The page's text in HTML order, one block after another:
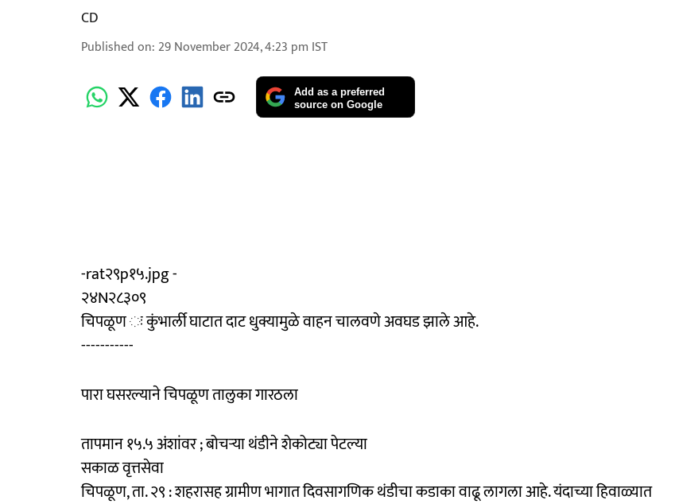
CD
Published on: 29 November 2024, 4:23 pm IST
Add as a preferred
source on Google
-rat२९p१५.jpg -
२४N२८३०९
चिपळूण ः कुंभार्ली घाटात दाट धुक्यामुळे वाहन चालवणे अवघड झाले आहे.
-----------
पारा घसरल्याने चिपळूण तालुका गारठला
तापमान १५.५ अंशांवर ; बोचऱ्या थंडीने शेकोट्या पेटल्या
सकाळ वृत्तसेवा
चिपळूण, ता. २९ : शहरासह ग्रामीण भागात दिवसागणिक थंडीचा कडाका वाढू लागला आहे. यंदाच्या हिवाळ्यात